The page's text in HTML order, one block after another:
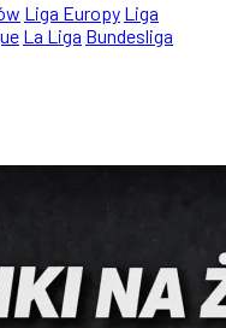
Liga Europy Liga
La Liga Bundesliga